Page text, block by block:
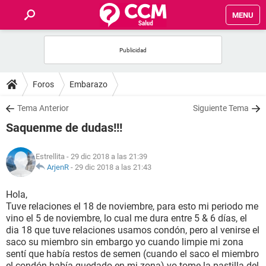
MENU
FOROS
SALUD
FAMILIA
NUTRICIÓN
BIENESTAR
SEXUALIDAD
GLOSARIO
Foros Embarazo
Tema Anterior Siguiente Tema
Saquenme de dudas!!!
Estrellita - 29 dic 2018 a las 21:39
ArjenR - 29 dic 2018 a las 21:43
Hola,
Tuve relaciones el 18 de noviembre, para esto mi periodo me
vino el 5 de noviembre, lo cual me dura entre 5 & 6 días, el
dia 18 que tuve relaciones usamos condón, pero al venirse el
saco su miembro sin embargo yo cuando limpie mi zona
sentí que había restos de semen (cuando el saco el miembro